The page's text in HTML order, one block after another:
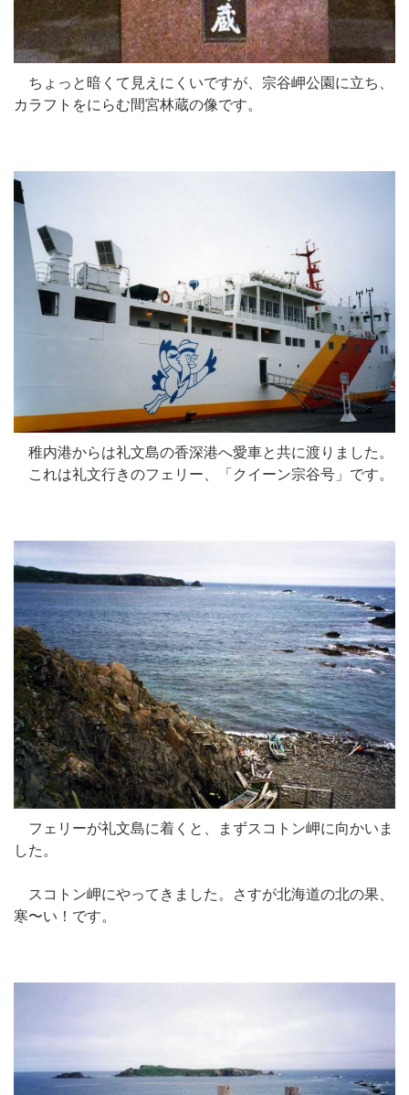
ちょっと暗くて見えにくいですが、宗谷岬公園に立ち、
カラフトをにらむ間宮林蔵の像です。
稚内港からは礼文島の香深港へ愛車と共に渡りました。
これは礼文行きのフェリー、「クイーン宗谷号」です。
フェリーが礼文島に着くと、まずスコトン岬に向かいま
した。
スコトン岬にやってきました。さすが北海道の北の果、
寒〜い！です。